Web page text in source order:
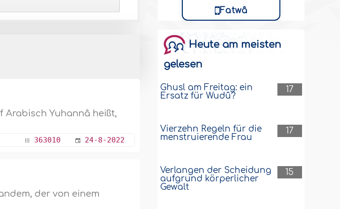
Arabisch Yuhannâ heißt,
363010 24-8-2022
der von einem
Fatwâ
Heute am meisten
gelesen
17
Ghusl am Freitag: ein
Ersatz für Wudû?
17
Vierzehn Regeln für die
menstruierende Frau
15
Verlangen der Scheidung
aufgrund körperlicher
Gewalt